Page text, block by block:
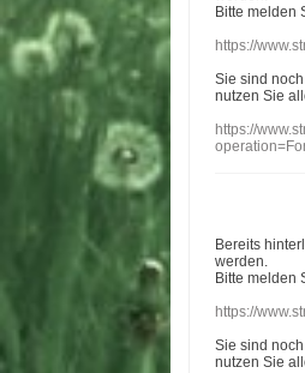
Bitte melden
https://
Sie sind
nutzen Sie
https://
Bereits
werden.
Bitte melden
https://
Sie sind
nutzen Sie